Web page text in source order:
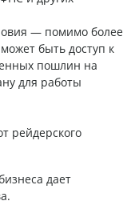
— помимо более
быть доступ к
пошлин на
для работы
рейдерского
дает